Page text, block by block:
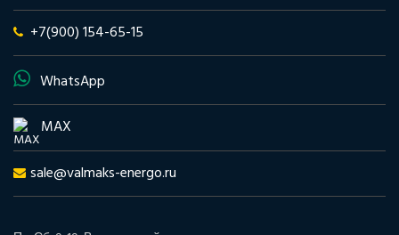
+7(900) 154-65-15
WhatsApp
MAX
sale@valmaks-energo.ru